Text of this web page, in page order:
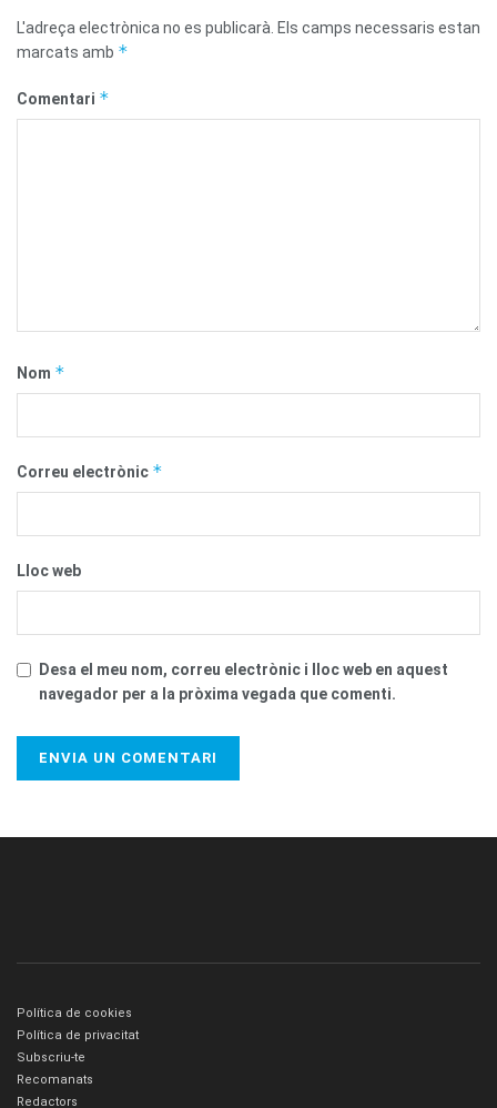
L'adreça electrònica no es publicarà. Els camps necessaris estan
marcats amb *
Comentari *
Nom *
Correu electrònic *
Lloc web
Desa el meu nom, correu electrònic i lloc web en aquest
navegador per a la pròxima vegada que comenti.
Política de cookies
Política de privacitat
Subscriu-te
Recomanats
Redactors